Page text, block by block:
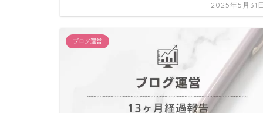
2025年5月31
ブログ運営